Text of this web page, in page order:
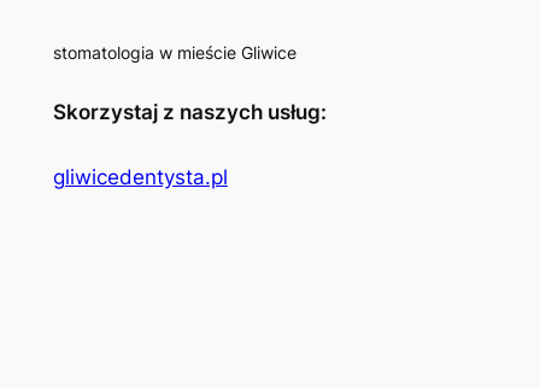
stomatologia w mieście Gliwice
Skorzystaj z naszych usług:
gliwicedentysta.pl